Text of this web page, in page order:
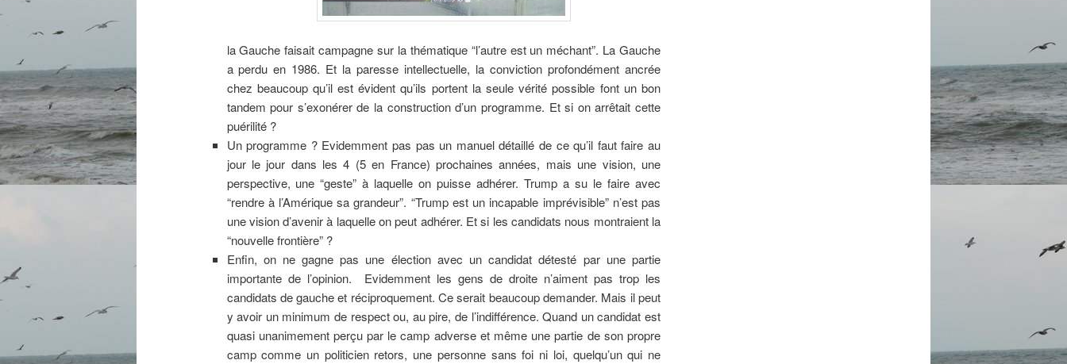
la Gauche faisait campagne sur la thématique “l’autre est un méchant”. La Gauche
a perdu en 1986. Et la paresse intellectuelle, la conviction profondément ancrée
chez beaucoup qu’il est évident qu’ils portent la seule vérité possible font un bon
tandem pour s’exonérer de la construction d’un programme. Et si on arrêtait cette
puérilité ?
Un programme ? Evidemment pas pas un manuel détaillé de ce qu’il faut faire au
jour le jour dans les 4 (5 en France) prochaines années, mais une vision, une
perspective, une “geste” à laquelle on puisse adhérer. Trump a su le faire avec
“rendre à l’Amérique sa grandeur”. “Trump est un incapable imprévisible” n’est pas
une vision d’avenir à laquelle on peut adhérer. Et si les candidats nous montraient la
“nouvelle frontière” ?
Enfin, on ne gagne pas une élection avec un candidat détesté par une partie
importante de l’opinion. Evidemment les gens de droite n’aiment pas trop les
candidats de gauche et réciproquement. Ce serait beaucoup demander. Mais il peut
y avoir un minimum de respect ou, au pire, de l’indifférence. Quand un candidat est
quasi unanimement perçu par le camp adverse et même une partie de son propre
camp comme un politicien retors, une personne sans foi ni loi, quelqu’un qui ne